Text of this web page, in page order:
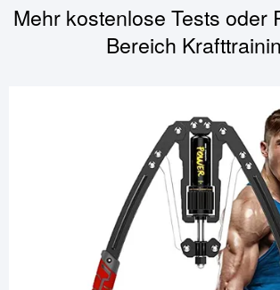
Mehr kostenlose Tests oder
Bereich